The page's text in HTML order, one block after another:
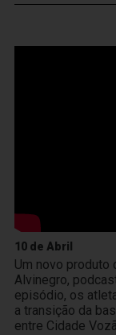
10 de Abril
Um novo produto
Alvinegro,
episódio, os
a transição da
entre Cidade